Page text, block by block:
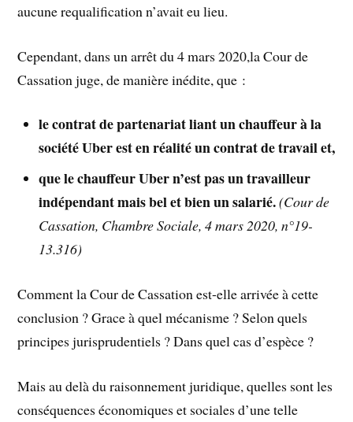
aucune requalification n’avait eu lieu.
Cependant, dans un arrêt du 4 mars 2020,la Cour de
Cassation juge, de manière inédite, que :
le contrat de partenariat liant un chauffeur à la
société Uber est en réalité un contrat de travail et,
que le chauffeur Uber n’est pas un travailleur
indépendant mais bel et bien un salarié.(Cour de
Cassation, Chambre Sociale, 4 mars 2020, n°19-
13.316)
Comment la Cour de Cassation est-elle arrivée à cette
conclusion ? Grace à quel mécanisme ? Selon quels
principes jurisprudentiels ? Dans quel cas d’espèce ?
Mais au delà du raisonnement juridique, quelles sont les
conséquences économiques et sociales d’une telle